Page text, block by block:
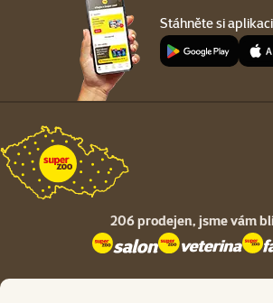
Stáhněte si
206 prodejen, jsme vám